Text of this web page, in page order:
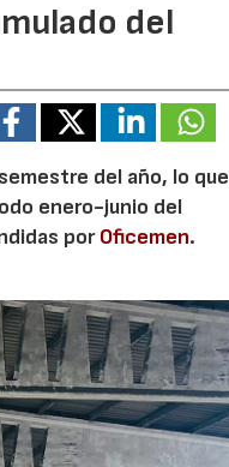
del
del año, lo que
enero-junio del
porOficemen.